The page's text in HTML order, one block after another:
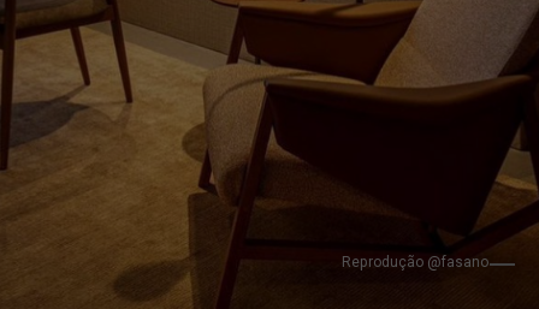
Reprodução @fasano